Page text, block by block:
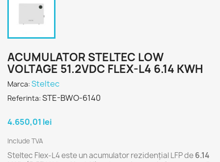
ACUMULATOR STELTEC LOW
VOLTAGE 51.2VDC FLEX-L4 6.14 KWH
Marca: Steltec
Referinta: STE-BWO-6140
4.650,01 lei
Include TVA
Steltec Flex-L4 este un acumulator rezidențial LFP de6.14